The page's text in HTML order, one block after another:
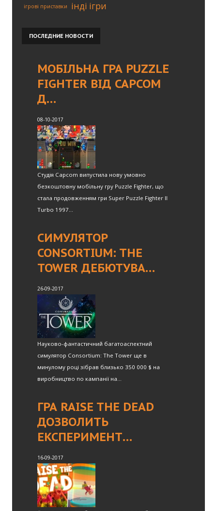
ігрові приставки інді ігри
ПОСЛЕДНИЕ НОВОСТИ
МОБІЛЬНА ГРА PUZZLE
FIGHTER ВІД CAPCOM
Д…
08-10-2017
Студія Capcom випустила нову умовно
безкоштовну мобільну гру Puzzle Fighter, що
стала продовженням гри Super Puzzle Fighter II
Turbo 1997...
СИМУЛЯТОР
CONSORTIUM: THE
TOWER ДЕБЮТУВА…
26-09-2017
Науково-фантастичний багатоаспектний
симулятор Consortium: The Tower ще в
минулому році зібрав близько 350 000 $ на
виробництво по кампанії на...
ГРА RAISE THE DEAD
ДОЗВОЛИТЬ
ЕКСПЕРИМЕНТ…
16-09-2017